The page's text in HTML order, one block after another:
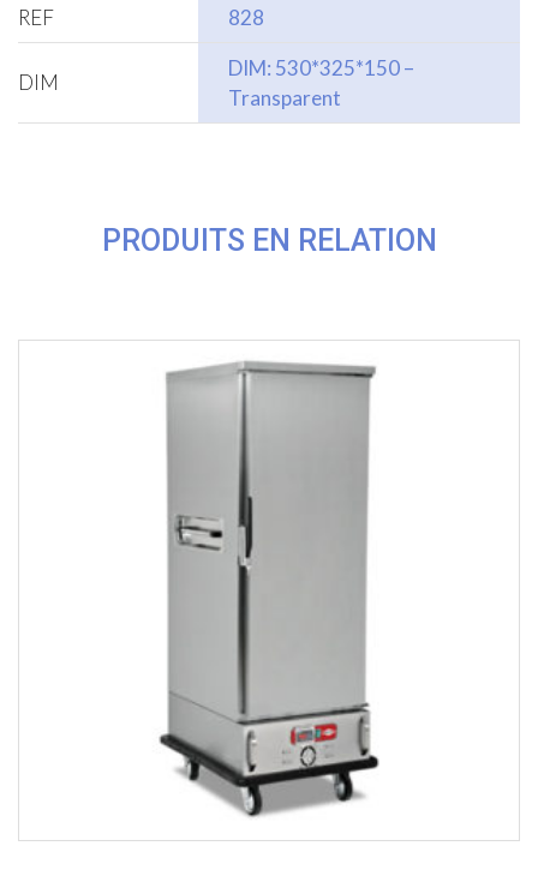
REF 828
DIM
DIM: 530*325*150 –
Transparent
PRODUITS EN RELATION